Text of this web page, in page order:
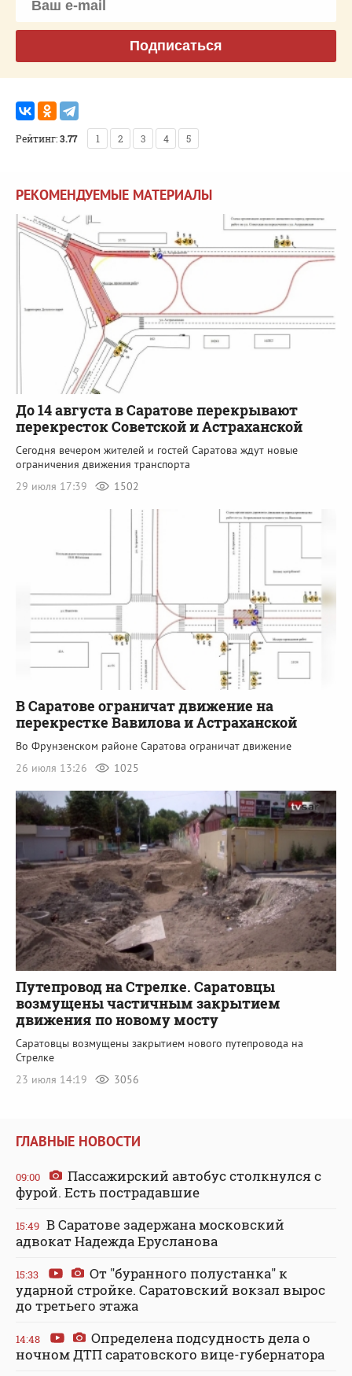
Подписаться
Рейтинг:3.77 1 2 3 4 5
РЕКОМЕНДУЕМЫЕ МАТЕРИАЛЫ
До 14 августа в Саратове перекрывают
перекресток Советской и Астраханской
Сегодня вечером жителей и гостей Саратова ждут новые
ограничения движения транспорта
29 июля 17:39
1502
В Саратове ограничат движение на
перекрестке Вавилова и Астраханской
Во Фрунзенском районе Саратова ограничат движение
26 июля 13:26
1025
Путепровод на Стрелке. Саратовцы
возмущены частичным закрытием
движения по новому мосту
Саратовцы возмущены закрытием нового путепровода на
Стрелке
23 июля 14:19
3056
ГЛАВНЫЕ НОВОСТИ
09:00
Пассажирский автобус столкнулся с
фурой. Есть пострадавшие
15:49 В Саратове задержана московский
адвокат Надежда Ерусланова
15:33
От "буранного полустанка" к
ударной стройке. Саратовский вокзал вырос
до третьего этажа
14:48
Определена подсудность дела о
ночном ДТП саратовского вице-губернатора